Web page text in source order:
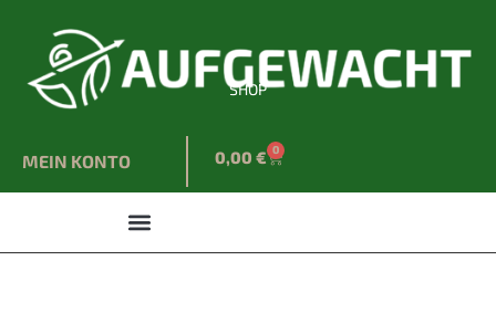
SHOP
MEIN KONTO 0,00 € 0